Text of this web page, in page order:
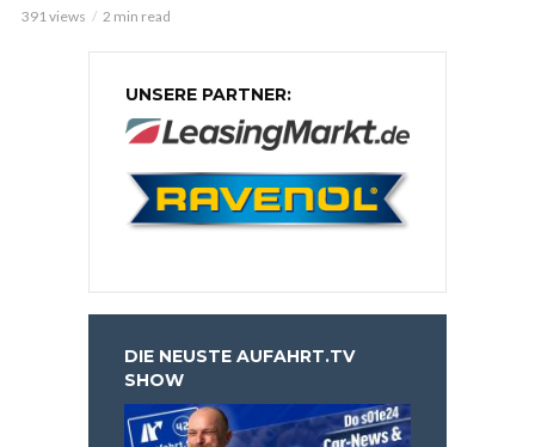
391 views 2 min read
UNSERE PARTNER:
DIE NEUSTE AUFAHRT.TV
SHOW